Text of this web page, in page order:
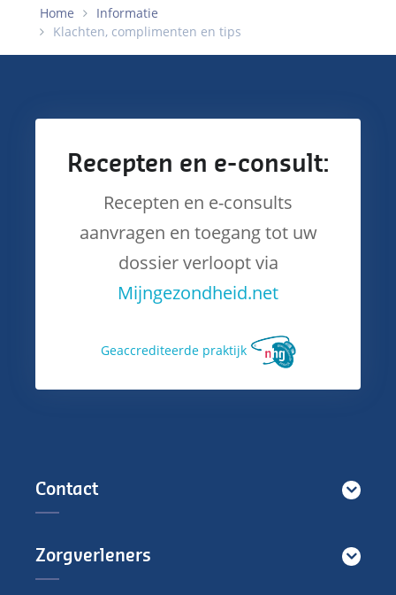
Home
Informatie
Klachten, complimenten en tips
Recepten en e-consult:
Recepten en e-consults
aanvragen en toegang tot uw
dossier verloopt via
Mijngezondheid.net
Ge­accrediteerde praktijk
Contact
Zorgverleners